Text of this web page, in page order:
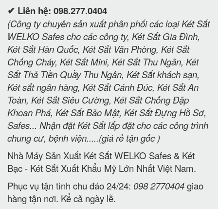
✔ Liên hệ: 098.277.0404
(Công ty chuyên sản xuất phân phối các loại Két Sắt
WELKO Safes cho các công ty, Két Sắt Gia Đình,
Két Sắt Hàn Quốc, Két Sắt Văn Phòng, Két Sắt
Chống Cháy, Két Sắt Mini, Két Sắt Thu Ngân, Két
Sắt Thả Tiền Quầy Thu Ngân, Két Sắt khách sạn,
Két sắt ngân hàng, Két Sắt Cánh Đúc, Két Sắt An
Toàn, Két Sắt Siêu Cường, Két Sắt Chống Đập
Khoan Phá, Két Sắt Bảo Mật, Két Sắt Đựng Hồ Sơ,
Safes... Nhận đặt Két Sắt lắp đặt cho các công trình
chung cư, bệnh viện.....(giá rẻ tận gốc )
Nhà Máy Sản Xuất Két Sắt WELKO Safes & Két
Bạc - Két Sắt Xuất Khẩu Mỹ Lớn Nhất Việt Nam.
Phục vụ tận tình chu đáo 24/24: 098 2770404giao
hàng tận nơi. Kể cả ngày lễ.